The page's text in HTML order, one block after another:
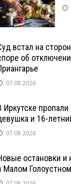
встал на
об
07.08.2026
Иркутске
и 16-
07.08.2026
остановки и
Малом